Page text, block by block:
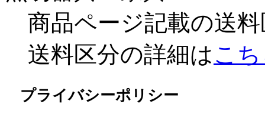
商品ページ記載の送
送料区分の詳細はこ
プライバシーポリシー